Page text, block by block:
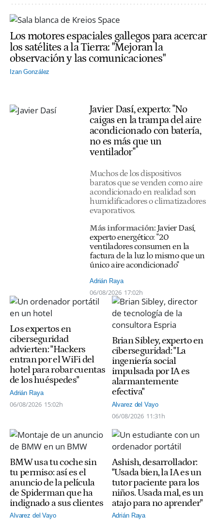
Los motores espaciales gallegos para acercar
los satélites a la Tierra: "Mejoran la
observación y las comunicaciones"
Izan González
Javier Dasí, experto: "No
caigas en la trampa del aire
acondicionado con batería,
no es más que un
ventilador"
Muchos de los dispositivos
baratos que se venden como aire
acondicionado en realidad son
humidificadores o climatizadores
evaporativos.
Más información: Javier Dasí,
experto energético: "20
ventiladores consumen en la
factura de la luz lo mismo que un
único aire acondicionado"
Adrián Raya
06/08/2026 17:02h
Los expertos en
ciberseguridad
advierten: "Hackers
entran por el WiFi del
hotel para robar cuentas
de los huéspedes"
Adrián Raya
06/08/2026 15:02h
Brian Sibley, experto en
ciberseguridad: "La
ingeniería social
impulsada por IA es
alarmantemente
efectiva"
Alvarez del Vayo
06/08/2026 11:31h
BMW usa tu coche sin
tu permiso: así es el
anuncio de la película
de Spiderman que ha
indignado a sus clientes
Alvarez del Vayo
Ashish, desarrollador:
"Usada bien, la IA es un
tutor paciente para los
niños. Usada mal, es un
atajo para no aprender"
Adrián Raya